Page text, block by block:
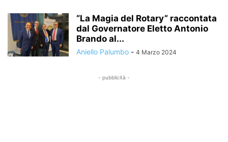
“La Magia del Rotary” raccontata
dal Governatore Eletto Antonio
Brando al...
Aniello Palumbo - 4 Marzo 2024
- pubblicità -